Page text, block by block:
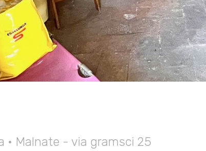
Malnate - via gramsci 25